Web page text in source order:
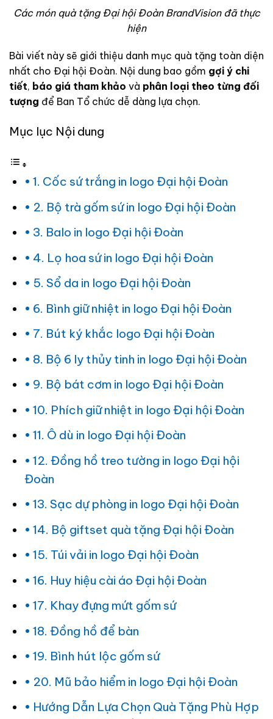
Các món quà tặng Đại hội Đoàn BrandVision đã thực
hiện
Bài viết này sẽ giới thiệu danh mục quà tặng toàn diện
nhất cho Đại hội Đoàn. Nội dung bao gồm gợi ý chi
tiết, báo giá tham khảo và phân loại theo từng đối
tượng để Ban Tổ chức dễ dàng lựa chọn.
Mục lục Nội dung
1. Cốc sứ trắng in logo Đại hội Đoàn
2. Bộ trà gốm sứ in logo Đại hội Đoàn
3. Balo in logo Đại hội Đoàn
4. Lọ hoa sứ in logo Đại hội Đoàn
5. Sổ da in logo Đại hội Đoàn
6. Bình giữ nhiệt in logo Đại hội Đoàn
7. Bút ký khắc logo Đại hội Đoàn
8. Bộ 6 ly thủy tinh in logo Đại hội Đoàn
9. Bộ bát cơm in logo Đại hội Đoàn
10. Phích giữ nhiệt in logo Đại hội Đoàn
11. Ô dù in logo Đại hội Đoàn
12. Đồng hồ treo tường in logo Đại hội
Đoàn
13. Sạc dự phòng in logo Đại hội Đoàn
14. Bộ giftset quà tặng Đại hội Đoàn
15. Túi vải in logo Đại hội Đoàn
16. Huy hiệu cài áo Đại hội Đoàn
17. Khay đựng mứt gốm sứ
18. Đồng hồ để bàn
19. Bình hút lộc gốm sứ
20. Mũ bảo hiểm in logo Đại hội Đoàn
Hướng Dẫn Lựa Chọn Quà Tặng Phù Hợp